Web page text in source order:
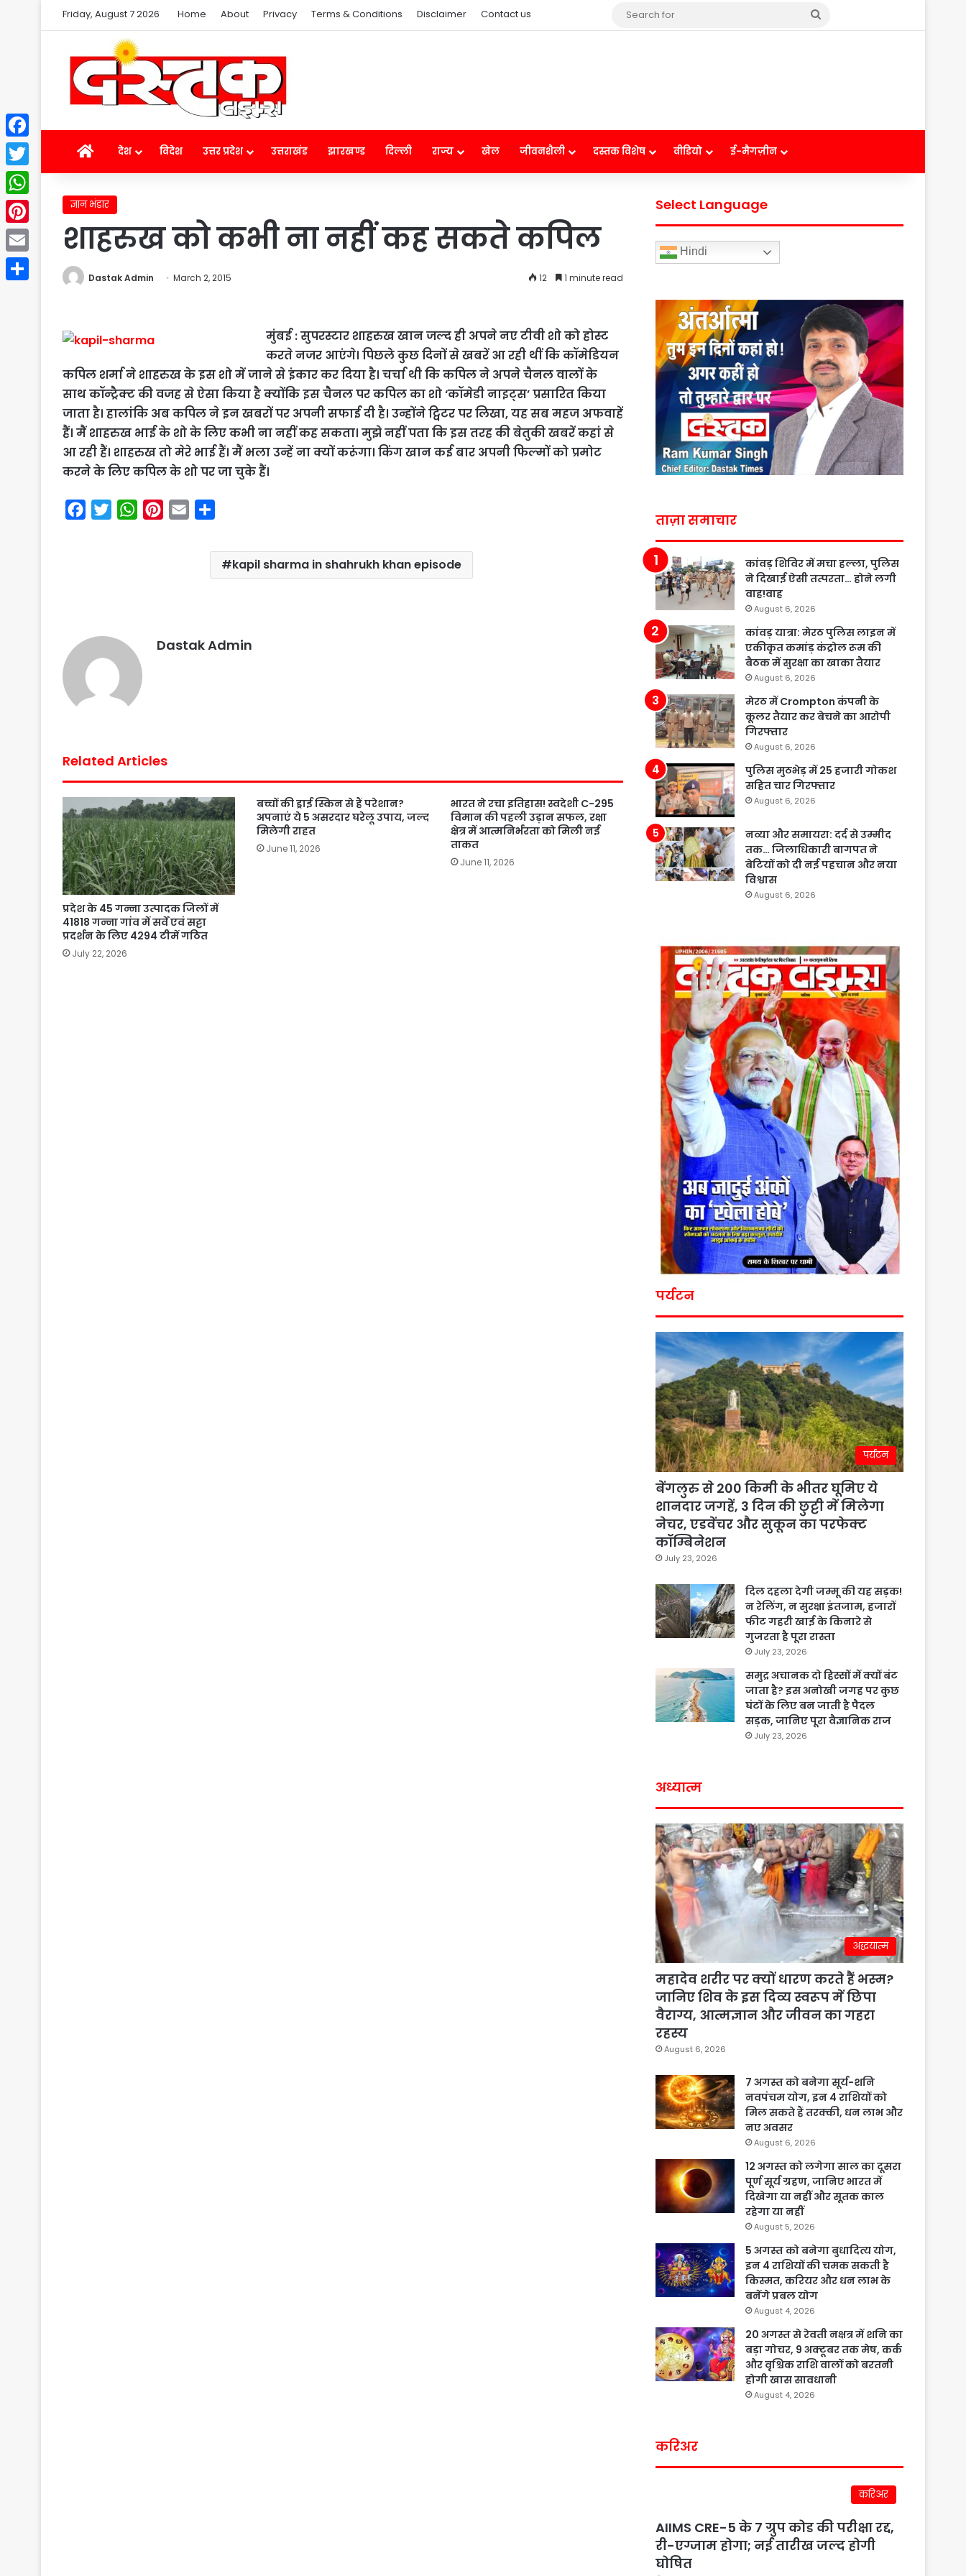
Friday, August 7 2026 Home About Privacy Terms & Conditions Disclaimer Contact us
Homeदेश विदेश उत्तर प्रदेश उत्तराखंड झारखण्ड दिल्ली राज्य खेल जीवनशैली दस्तक विशेष वीडियो ई-मैगज़ीन
ज्ञान भंडार
शाहरुख को कभी ना नहीं कह सकते कपिल
Dastak Admin March 2, 2015 12 1 minute read
मुंबई : सुपरस्टार शाहरुख खान जल्द ही अपने नए टीवी शो को होस्ट
करते नजर आएंगे। पिछले कुछ दिनों से खबरें आ रही थीं कि कॉमेडियन
कपिल शर्मा ने शाहरुख के इस शो में जाने से इंकार कर दिया है। चर्चा थी कि कपिल ने अपने चैनल वालों के
साथ कॉन्ट्रैक्ट की वजह से ऐसा किया है क्योंकि इस चैनल पर कपिल का शो ‘कॉमेडी नाइट्स’ प्रसारित किया
जाता है। हालांकि अब कपिल ने इन खबरों पर अपनी सफाई दी है। उन्होंने ट्विटर पर लिखा, यह सब महज अफवाहें
हैं। मैं शाहरुख भाई के शो के लिए कभी ना नहीं कह सकता। मुझे नहीं पता कि इस तरह की बेतुकी खबरें कहां से
आ रही हैं। शाहरुख तो मेरे भाई हैं। मैं भला उन्हें ना क्यों करूंगा। किंग खान कई बार अपनी फिल्मों को प्रमोट
करने के लिए कपिल के शो पर जा चुके हैं।
W
s
a
kapil sharma in shahrukh khan episode
Dastak Admin
Related Articles
प्रदेश के 45 गन्ना उत्पादक जिलों में
41818 गन्ना गांव में सर्वे एवं सट्टा
प्रदर्शन के लिए 4294 टीमें गठित
July 22, 2026
बच्चों की ड्राई स्किन से हैं परेशान?
अपनाएं ये 5 असरदार घरेलू उपाय, जल्द
मिलेगी राहत
June 11, 2026
भारत ने रचा इतिहास! स्वदेशी C-295
विमान की पहली उड़ान सफल, रक्षा
क्षेत्र में आत्मनिर्भरता को मिली नई
ताकत
June 11, 2026
Select Language
Hindi
ताज़ा समाचार
कांवड़ शिविर में मचा हल्ला, पुलिस
ने दिखाई ऐसी तत्परता… होने लगी
वाह!वाह
August 6, 2026
कांवड़ यात्रा: मेरठ पुलिस लाइन में
एकीकृत कमांड़ कंट्रोल रूम की
बैठक में सुरक्षा का खाका तैयार
August 6, 2026
मेरठ में Crompton कंपनी के
कूलर तैयार कर बेचने का आरोपी
गिरफ्तार
August 6, 2026
पुलिस मुठभेड़ में 25 हजारी गोकश
सहित चार गिरफ्तार
August 6, 2026
नव्या और समायरा: दर्द से उम्मीद
तक… जिलाधिकारी बागपत ने
बेटियों को दी नई पहचान और नया
विश्वास
August 6, 2026
पर्यटन
पर्यटन
बेंगलुरु से 200 किमी के भीतर घूमिए ये
शानदार जगहें, 3 दिन की छुट्टी में मिलेगा
नेचर, एडवेंचर और सुकून का परफेक्ट
कॉम्बिनेशन
July 23, 2026
दिल दहला देगी जम्मू की यह सड़क!
न रेलिंग, न सुरक्षा इंतजाम, हजारों
फीट गहरी खाई के किनारे से
गुजरता है पूरा रास्ता
July 23, 2026
समुद्र अचानक दो हिस्सों में क्यों बंट
जाता है? इस अनोखी जगह पर कुछ
घंटों के लिए बन जाती है पैदल
सड़क, जानिए पूरा वैज्ञानिक राज
July 23, 2026
अध्यात्म
अद्धयात्म
महादेव शरीर पर क्यों धारण करते हैं भस्म?
जानिए शिव के इस दिव्य स्वरूप में छिपा
वैराग्य, आत्मज्ञान और जीवन का गहरा
रहस्य
August 6, 2026
7 अगस्त को बनेगा सूर्य-शनि
नवपंचम योग, इन 4 राशियों को
मिल सकते हैं तरक्की, धन लाभ और
नए अवसर
August 6, 2026
12 अगस्त को लगेगा साल का दूसरा
पूर्ण सूर्य ग्रहण, जानिए भारत में
दिखेगा या नहीं और सूतक काल
रहेगा या नहीं
August 5, 2026
5 अगस्त को बनेगा बुधादित्य योग,
इन 4 राशियों की चमक सकती है
किस्मत, करियर और धन लाभ के
बनेंगे प्रबल योग
August 4, 2026
20 अगस्त से रेवती नक्षत्र में शनि का
बड़ा गोचर, 9 अक्टूबर तक मेष, कर्क
और वृश्चिक राशि वालों को बरतनी
होगी खास सावधानी
August 4, 2026
करिअर
करिअर
AIIMS CRE-5 के 7 ग्रुप कोड की परीक्षा रद्द,
री-एग्जाम होगा; नई तारीख जल्द होगी
घोषित
Facebook
Twitter
WhatsApp
Pinterest
Email